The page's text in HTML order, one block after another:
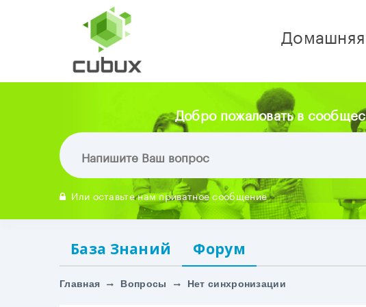
Домашняя
Добро пожаловать в
Или оставьте нам приватное сообщение
База Знаний Форум
Главная Вопросы Нет синхронизации